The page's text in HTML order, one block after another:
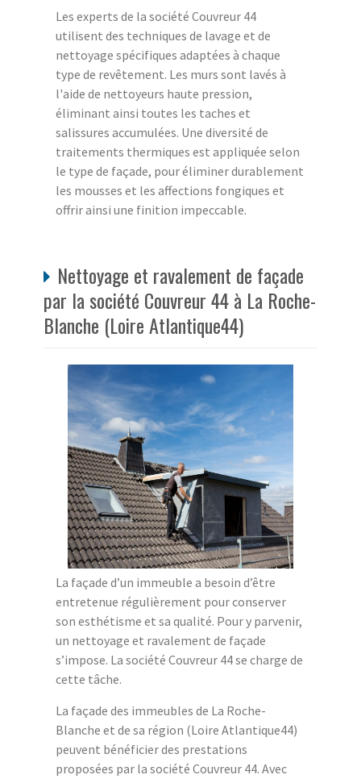
Les experts de la société Couvreur 44
utilisent des techniques de lavage et de
nettoyage spécifiques adaptées à chaque
type de revêtement. Les murs sont lavés à
l'aide de nettoyeurs haute pression,
éliminant ainsi toutes les taches et
salissures accumulées. Une diversité de
traitements thermiques est appliquée selon
le type de façade, pour éliminer durablement
les mousses et les affections fongiques et
offrir ainsi une finition impeccable.
Nettoyage et ravalement de façade
par la société Couvreur 44 à La Roche-
Blanche (Loire Atlantique44)
La façade d’un immeuble a besoin d’être
entretenue régulièrement pour conserver
son esthétisme et sa qualité. Pour y parvenir,
un nettoyage et ravalement de façade
s’impose. La société Couvreur 44 se charge de
cette tâche.
La façade des immeubles de La Roche-
Blanche et de sa région (Loire Atlantique44)
peuvent bénéficier des prestations
proposées par la société Couvreur 44. Avec